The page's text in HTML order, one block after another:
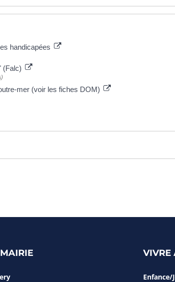
handicapées
(Falc)
mer (voir les fiches DOM)
VIVRE
Enfance/